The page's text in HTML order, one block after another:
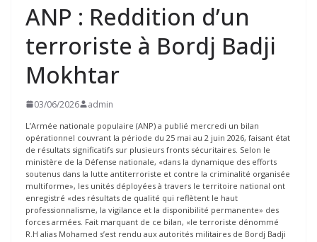
ANP : Reddition d’un
terroriste à Bordj Badji
Mokhtar
03/06/2026 admin
L’Armée nationale populaire (ANP) a publié mercredi un bilan
opérationnel couvrant la période du 25 mai au 2 juin 2026, faisant état
de résultats significatifs sur plusieurs fronts sécuritaires. Selon le
ministère de la Défense nationale, «dans la dynamique des efforts
soutenus dans la lutte antiterroriste et contre la criminalité organisée
multiforme», les unités déployées à travers le territoire national ont
enregistré «des résultats de qualité qui reflètent le haut
professionnalisme, la vigilance et la disponibilité permanente» des
forces armées. Fait marquant de ce bilan, «le terroriste dénommé
R.H alias Mohamed s’est rendu aux autorités militaires de Bordj Badji